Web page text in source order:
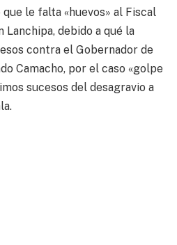
le falta «huevos» al Fiscal
Lanchipa, debido a qué la
contra el Gobernador de
Camacho, por el caso «golpe
sucesos del desagravio a